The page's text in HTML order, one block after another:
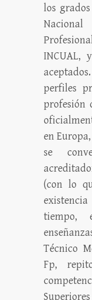
los
INCUAL,
perfiles
profesión
en
se
(con lo
Técnico
Fp,